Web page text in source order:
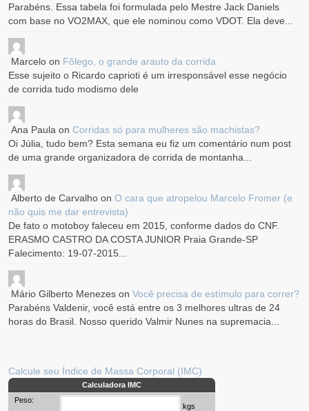
Parabéns. Essa tabela foi formulada pelo Mestre Jack Daniels
com base no VO2MAX, que ele nominou como VDOT. Ela deve...
Marcelo on Fôlego, o grande arauto da corrida
Esse sujeito o Ricardo caprioti é um irresponsável esse negócio
de corrida tudo modismo dele
Ana Paula onCorridas só para mulheres são machistas?
Oi Júlia, tudo bem? Esta semana eu fiz um comentário num post
de uma grande organizadora de corrida de montanha...
Alberto de Carvalho onO cara que atropelou Marcelo Fromer (e
não quis me dar entrevista)
De fato o motoboy faleceu em 2015, conforme dados do CNF.
ERASMO CASTRO DA COSTA JUNIOR Praia Grande-SP
Falecimento: 19-07-2015...
Mário Gilberto Menezes onVocê precisa de estímulo para correr?
Parabéns Valdenir, você está entre os 3 melhores ultras de 24
horas do Brasil. Nosso querido Valmir Nunes na supremacia...
Calcule seu Índice de Massa Corporal (IMC)
Calculadora IMC
Peso:
kgs